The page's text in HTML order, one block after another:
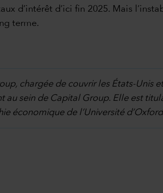
d’intérêt d’ici fin 2025. Mais
terme.
chargée de couvrir les États-Unis
sein de Capital Group. Elle est
économique de l’Université